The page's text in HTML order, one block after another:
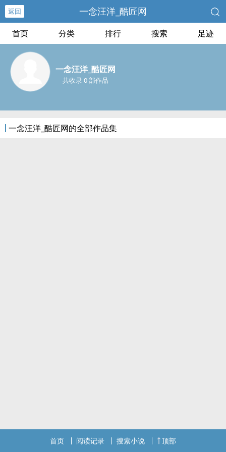
返回 一念汪洋_酷匠网
首页 分类 排行 搜索 足迹
一念汪洋_酷匠网
共收录 0 部作品
一念汪洋_酷匠网的全部作品集
首页 阅读记录 搜索小说 顶部